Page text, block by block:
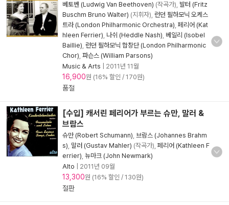
베토벤 (Ludwig Van Beethoven) (작곡가), 발터 (Fritz
Buschm Bruno Walter) (지휘자), 런던 필하모닉 오케스
트라 (London Philharmonic Orchestra) 페리어 (Kat
hleen Ferrier) 나쉬 (Heddle Nash) 베일리 (Isobel
Baillie) 런던 필하모닉 합창단 (London Philharmonic
Chor) 파슨스 (William Parsons)
Music & Arts
2011년 11월
16,900원 (16% 할인 / 170원)
품절
[수입] 캐서린 페리어가 부르는 슈만, 말러 &
브람스
슈만 (Robert Schumann) 브람스 (Johannes Brahm
s) 말러 (Gustav Mahler) (작곡가), 페리어 (Kathleen F
errier) 뉴마크 (John Newmark)
Alto
2011년 09월
13,300원 (16% 할인 / 130원)
절판